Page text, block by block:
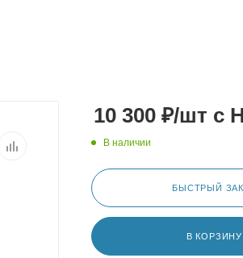
10 300 ₽/шт с
В наличии
БЫСТРЫЙ
В КОРЗИНУ